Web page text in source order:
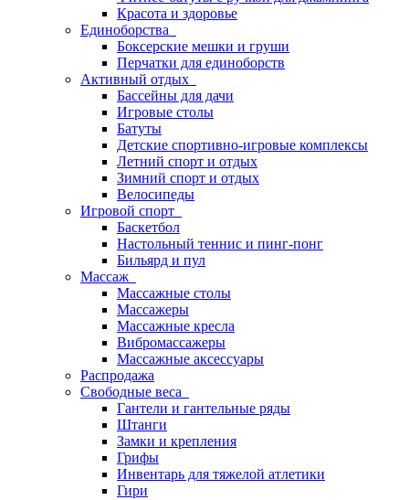
Красота и здоровье
Единоборства
Боксерские мешки и груши
Перчатки для единоборств
Активный отдых
Бассейны для дачи
Игровые столы
Батуты
Детские спортивно-игровые комплексы
Летний спорт и отдых
Зимний спорт и отдых
Велосипеды
Игровой спорт
Баскетбол
Настольный теннис и пинг-понг
Бильярд и пул
Массаж
Массажные столы
Массажеры
Массажные кресла
Вибромассажеры
Массажные аксессуары
Распродажа
Свободные веса
Гантели и гантельные ряды
Штанги
Замки и крепления
Грифы
Инвентарь для тяжелой атлетики
Гири